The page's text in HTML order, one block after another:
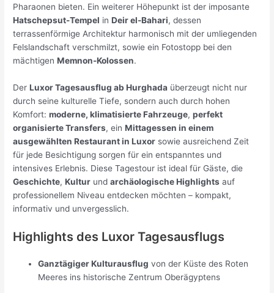
Pharaonen bieten. Ein weiterer Höhepunkt ist der imposante
Hatschepsut-Tempel inDeir el-Bahari, dessen
terrassenförmige Architektur harmonisch mit der umliegenden
Felslandschaft verschmilzt, sowie ein Fotostopp bei den
mächtigenMemnon-Kolossen.
DerLuxor Tagesausflug ab Hurghada überzeugt nicht nur
durch seine kulturelle Tiefe, sondern auch durch hohen
Komfort:moderne, klimatisierte Fahrzeuge,perfekt
organisierte Transfers, einMittagessen in einem
ausgewählten Restaurant in Luxor sowie ausreichend Zeit
für jede Besichtigung sorgen für ein entspanntes und
intensives Erlebnis. Diese Tagestour ist ideal für Gäste, die
Geschichte,Kultur undarchäologische Highlights auf
professionellem Niveau entdecken möchten – kompakt,
informativ und unvergesslich.
Highlights des Luxor Tagesausflugs
Ganztägiger Kulturausflug von der Küste des Roten
Meeres ins historische Zentrum Oberägyptens